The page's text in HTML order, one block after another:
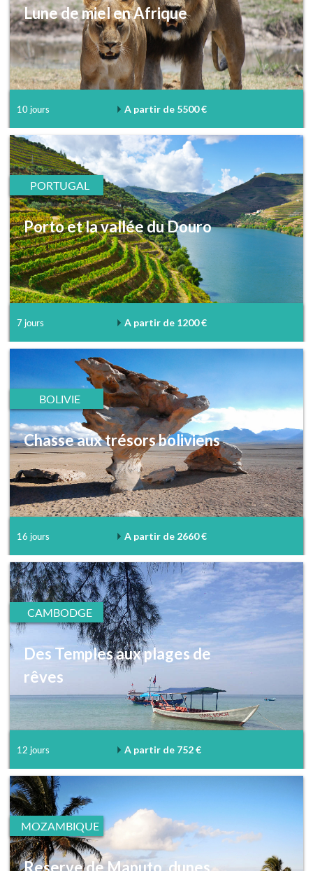
Lune de miel en Afrique
10 jours A partir de 5500 €
PORTUGAL
Porto et la vallée du Douro
7 jours A partir de 1200 €
BOLIVIE
Chasse aux trésors boliviens
16 jours A partir de 2660 €
CAMBODGE
Des Temples aux plages de
rêves
12 jours A partir de 752 €
MOZAMBIQUE
Reserve de Maputo, dunes